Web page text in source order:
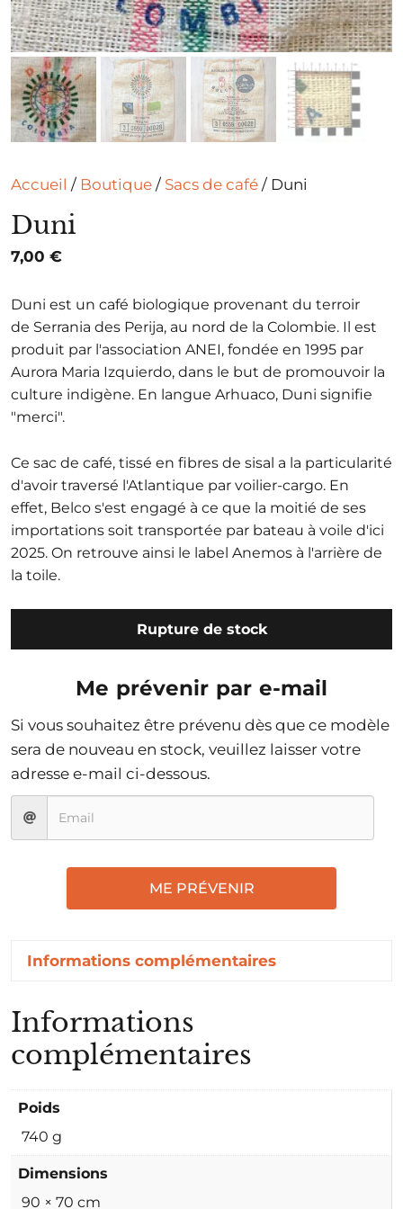
Accueil / Boutique / Sacs de café / Duni
Duni
7,00 €
Duni est un café biologique provenant du terroir
de Serrania des Perija, au nord de la Colombie. Il est
produit par l'association ANEI, fondée en 1995 par
Aurora Maria Izquierdo, dans le but de promouvoir la
culture indigène. En langue Arhuaco, Duni signifie
"merci".
Ce sac de café, tissé en fibres de sisal a la particularité
d'avoir traversé l'Atlantique par voilier-cargo. En
effet, Belco s'est engagé à ce que la moitié de ses
importations soit transportée par bateau à voile d'ici
2025. On retrouve ainsi le label Anemos à l'arrière de
la toile.
Rupture de stock
Me prévenir par e-mail
Si vous souhaitez être prévenu dès que ce modèle
sera de nouveau en stock, veuillez laisser votre
adresse e-mail ci-dessous.
ME PRÉVENIR
Informations complémentaires
Informations
complémentaires
Poids
740 g
Dimensions
90 × 70 cm